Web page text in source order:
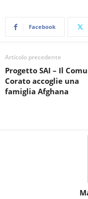
Facebook
Articolo precedente
Progetto SAI – Il
Corato accoglie una
famiglia Afghana